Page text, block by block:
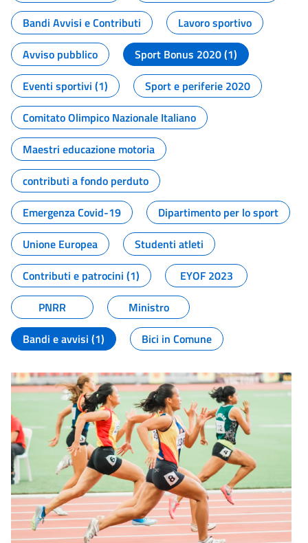
Bandi Avvisi e Contributi
Lavoro sportivo
Avviso pubblico
Sport Bonus 2020 (1)
Eventi sportivi (1)
Sport e periferie 2020
Comitato Olimpico Nazionale Italiano
Maestri educazione motoria
contributi a fondo perduto
Emergenza Covid-19
Dipartimento per lo sport
Unione Europea
Studenti atleti
Contributi e patrocini (1)
EYOF 2023
PNRR
Ministro
Bandi e avvisi (1)
Bici in Comune